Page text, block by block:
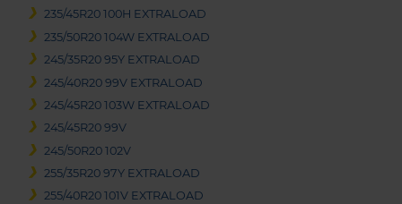
235/45R20 100H EXTRALOAD
235/50R20 104W EXTRALOAD
245/35R20 95Y EXTRALOAD
245/40R20 99V EXTRALOAD
245/45R20 103W EXTRALOAD
245/45R20 99V
245/50R20 102V
255/35R20 97Y EXTRALOAD
255/40R20 101V EXTRALOAD